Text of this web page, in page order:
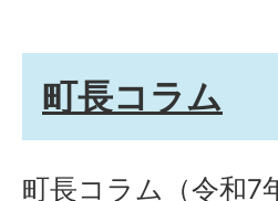
町長コラム
町長コラム（令和7